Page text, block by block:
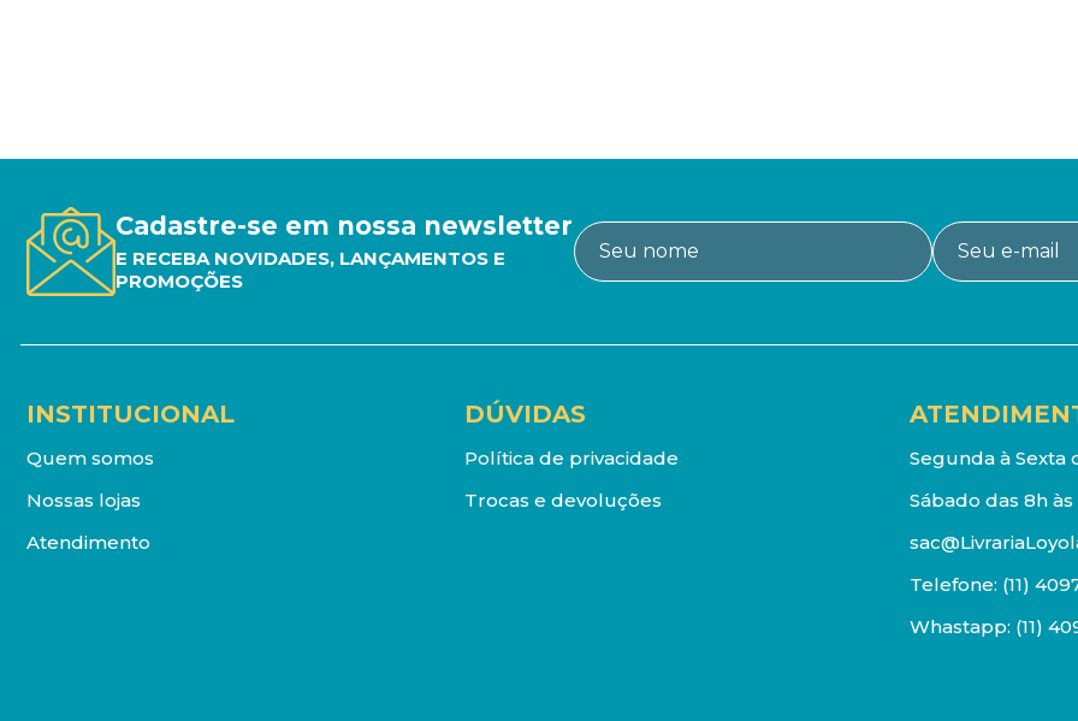
Cadastre-se em nossa newsletter
E RECEBA NOVIDADES, LANÇAMENTOS E
PROMOÇÕES
INSTITUCIONAL
Quem somos
Nossas lojas
Atendimento
DÚVIDAS
Política de privacidade
Trocas e devoluções
Segunda à Sexta
Sábado das 8h às
Telefone: (11)
Whastapp: (11)